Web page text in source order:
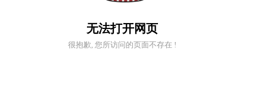
无法打开网页
很抱歉, 您所访问的页面不存在 !